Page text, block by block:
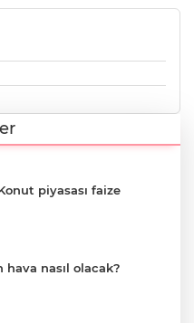
piyasası faize
hava nasıl olacak?